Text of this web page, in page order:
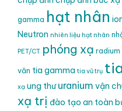
gamma hạt nhân
Neutron nhiên liệu hạt nhân
PET/CT phóng xạ radium
văn tia gamma tia vũ trụ
xạ ung thư uranium vận
xạ trị đào tạo an toàn